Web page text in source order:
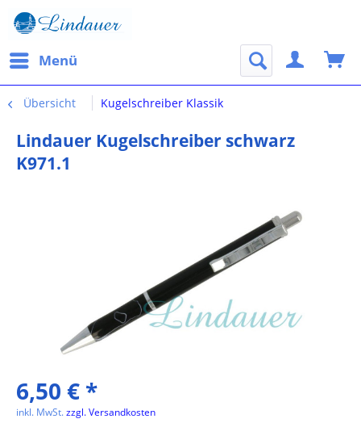
Menü
Übersicht Kugelschreiber Klassik
Lindauer Kugelschreiber schwarz
K971.1
6,50 € *
inkl. MwSt.zzgl. Versandkosten